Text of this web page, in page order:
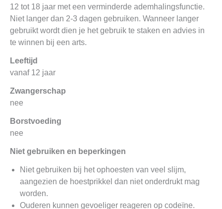
12 tot 18 jaar met een verminderde ademhalingsfunctie.
Niet langer dan 2-3 dagen gebruiken. Wanneer langer
gebruikt wordt dien je het gebruik te staken en advies in
te winnen bij een arts.
Leeftijd
vanaf 12 jaar
Zwangerschap
nee
Borstvoeding
nee
Niet gebruiken en beperkingen
Niet gebruiken bij het ophoesten van veel slijm,
aangezien de hoestprikkel dan niet onderdrukt mag
worden.
Ouderen kunnen gevoeliger reageren op codeïne.